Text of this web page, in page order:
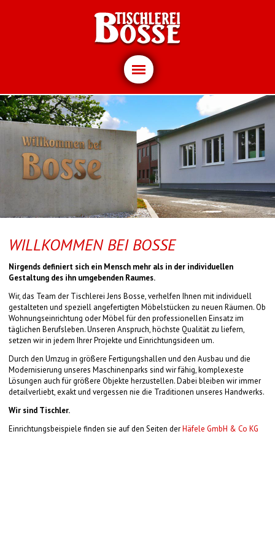
Navigation
überspringen
WILLKOMMEN BEI BOSSE
Nirgends definiert sich ein Mensch mehr als in der individuellen
Gestaltung des ihn umgebenden Raumes.
Wir, das Team der Tischlerei Jens Bosse, verhelfen Ihnen mit individuell
gestalteten und speziell angefertigten Möbelstücken zu neuen Räumen. Ob
Wohnungseinrichtung oder Möbel für den professionellen Einsatz im
täglichen Berufsleben. Unseren Anspruch, höchste Qualität zu liefern,
setzen wir in jedem Ihrer Projekte und Einrichtungsideen um.
Durch den Umzug in größere Fertigungshallen und den Ausbau und die
Modernisierung unseres Maschinenparks sind wir fähig, komplexeste
Lösungen auch für größere Objekte herzustellen. Dabei bleiben wir immer
detailverliebt, exakt und vergessen nie die Traditionen unseres Handwerks.
Wir sind Tischler.
Einrichtungsbeispiele finden sie auf den Seiten derHäfele GmbH & Co KG